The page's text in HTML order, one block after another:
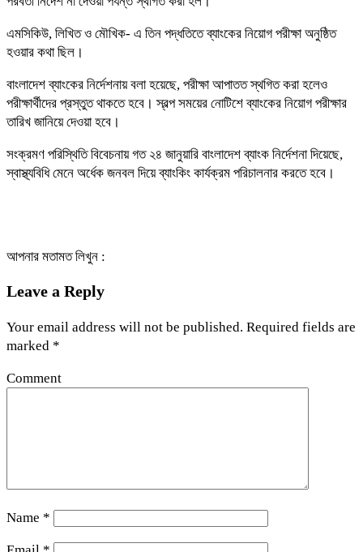
এমসিকিউ, লিখিত ও মৌখিক- এ তিন পদ্ধতিতে ব্যাংকের নিয়োগ পরীক্ষা অনুষ্ঠিত
হওয়ার কথা ছিল।
বাংলাদেশ ব্যাংকের নির্দেশনায় বলা হয়েছে, পরীক্ষা আপাতত স্থগিত করা হলেও
পরীক্ষার্থীদের প্রস্তুত থাকতে হবে। স্বল্প সময়ের নোটিশে ব্যাংকের নিয়োগ পরীক্ষার
তারিখ জানিয়ে দেওয়া হবে।
সংক্রমণ পরিস্থিতি বিবেচনায় গত ২৪ জানুয়ারি বাংলাদেশ ব্যাংক নির্দেশনা দিয়েছে,
স্বাস্থ্যবিধি মেনে অর্ধেক জনবল দিয়ে ব্যাংকিং কার্যক্রম পরিচালনার করতে হবে।
আপনার মতামত লিখুন :
Leave a Reply
Your email address will not be published. Required fields are
marked *
Comment
Name *